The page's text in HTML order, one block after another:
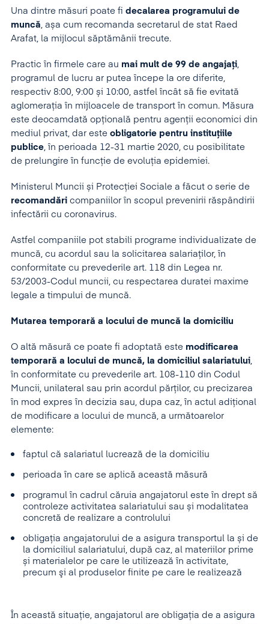
Una dintre măsuri poate fi decalarea programului de
muncă, așa cum recomanda secretarul de stat Raed
Arafat, la mijlocul săptămânii trecute.
Practic în firmele care au mai mult de 99 de angajați,
programul de lucru ar putea începe la ore diferite,
respectiv 8:00, 9:00 și 10:00, astfel încât să fie evitată
aglomerația în mijloacele de transport în comun. Măsura
este deocamdată opțională pentru agenții economici din
mediul privat, dar este obligatorie pentru instituțiile
publice, în perioada 12-31 martie 2020, cu posibilitate
de prelungire în funcție de evoluția epidemiei.
Ministerul Muncii și Protecției Sociale a făcut o serie de
recomandări companiilor în scopul prevenirii răspândirii
infectării cu coronavirus.
Astfel companiile pot stabili programe individualizate de
muncă, cu acordul sau la solicitarea salariaților, în
conformitate cu prevederile art. 118 din Legea nr.
53/2003-Codul muncii, cu respectarea duratei maxime
legale a timpului de muncă.
Mutarea temporară a locului de muncă la domiciliu
O altă măsură ce poate fi adoptată este modificarea
temporară a locului de muncă, la domiciliul salariatului,
în conformitate cu prevederile art. 108-110 din Codul
Muncii, unilateral sau prin acordul părților, cu precizarea
în mod expres în decizia sau, dupa caz, în actul adițional
de modificare a locului de muncă, a următoarelor
elemente:
faptul că salariatul lucrează de la domiciliu
perioada în care se aplică această măsură
programul în cadrul căruia angajatorul este în drept să
controleze activitatea salariatului sau și modalitatea
concretă de realizare a controlului
obligația angajatorului de a asigura transportul la și de
la domiciliul salariatului, după caz, al materiilor prime
și materialelor pe care le utilizează în activitate,
precum şi al produselor finite pe care le realizează
În această situație, angajatorul are obligația de a asigura